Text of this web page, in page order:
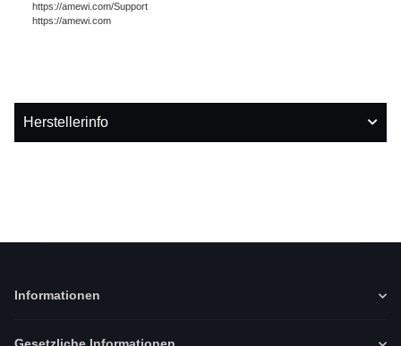
https://amewi.com/Support
https://amewi.com
Herstellerinfo
Informationen